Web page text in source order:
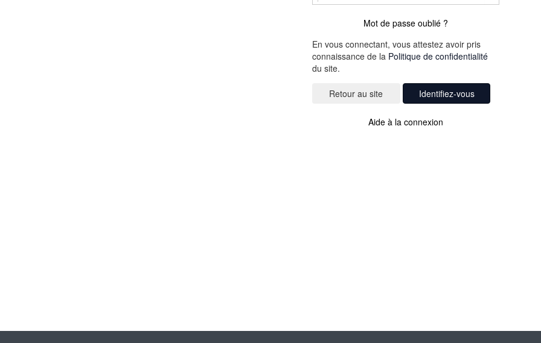
Mot de passe oublié ?
En vous connectant, vous attestez avoir pris
connaissance de la Politique de confidentialité
du site.
Identifiez-vous
Aide à la connexion